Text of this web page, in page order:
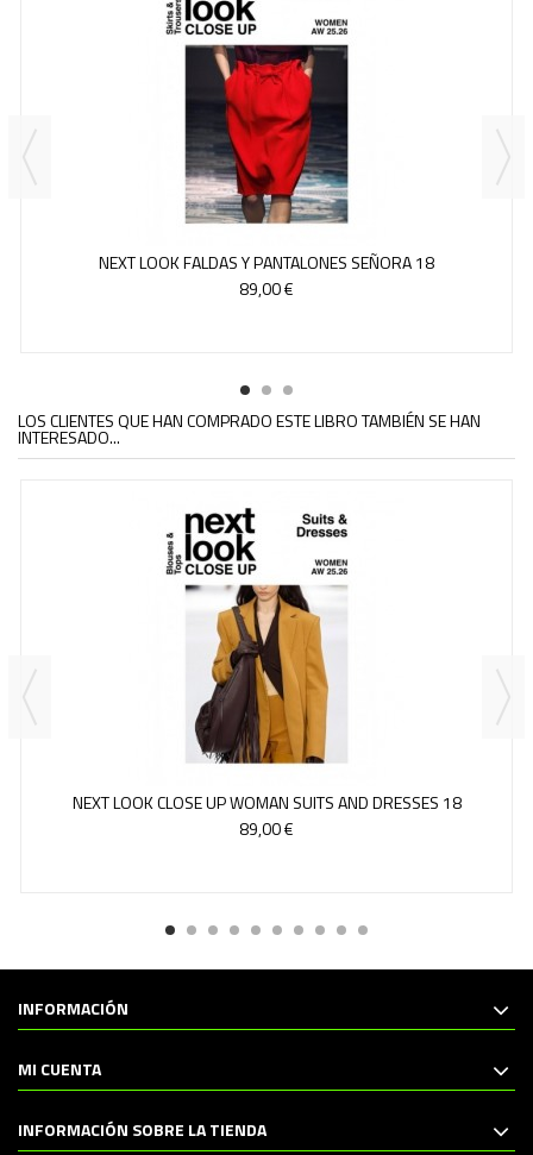
NEXT LOOK FALDAS Y PANTALONES SEÑORA 18
89,00 €
LOS CLIENTES QUE HAN COMPRADO ESTE LIBRO TAMBIÉN SE HAN
INTERESADO...
NEXT LOOK CLOSE UP WOMAN SUITS AND DRESSES 18
89,00 €
INFORMACIÓN
MI CUENTA
INFORMACIÓN SOBRE LA TIENDA